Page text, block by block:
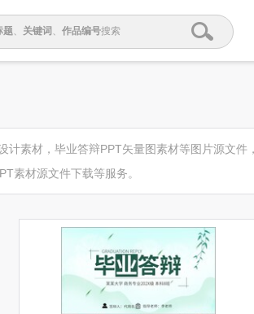
题、 关键词 、 作品编号搜索
素材，毕业答辩PPT矢量图素材等图片源文
素材源文件下载等服务。